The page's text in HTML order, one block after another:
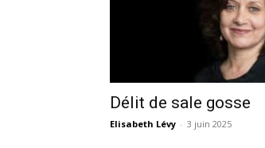
Délit de sale gosse
Elisabeth Lévy - 3 juin 2025